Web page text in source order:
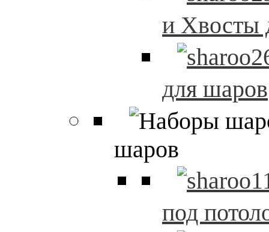
и Хвосты
для шаров
шаров
под